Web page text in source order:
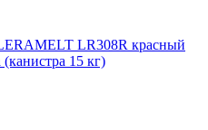
LR308R красный
15 кг)